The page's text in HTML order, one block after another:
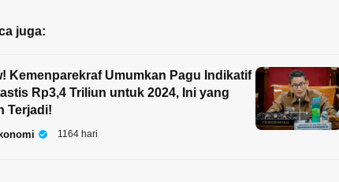
juga:
Kemenparekraf Umumkan Pagu Indikatif
Rp3,4 Triliun untuk 2024, Ini yang
Terjadi!
1164 hari